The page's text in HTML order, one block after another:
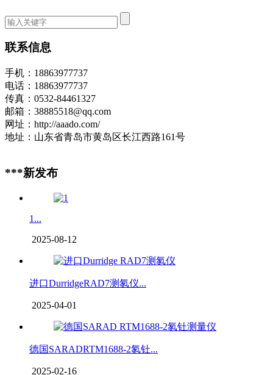
联系信息
手机：18863977737
电话：18863977737
传真：0532-84461327
邮箱：38885518@qq.com
网址：http://aaado.com/
地址：山东省青岛市黄岛区长江西路161号
***新发布
1...
2025-08-12
进口DurridgeRAD7测氡仪...
2025-04-01
德国SARADRTM1688-2氡钍...
2025-02-16